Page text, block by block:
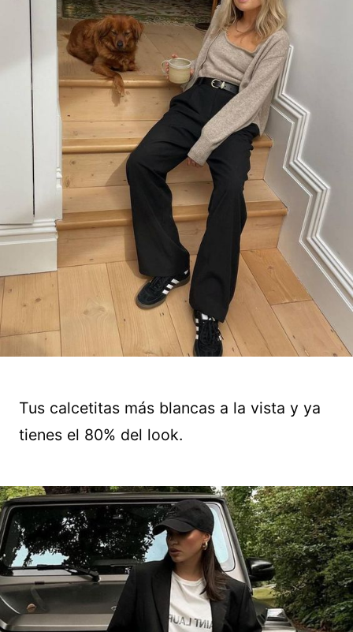
Tus calcetitas más blancas a la vista y ya
tienes el 80% del look.